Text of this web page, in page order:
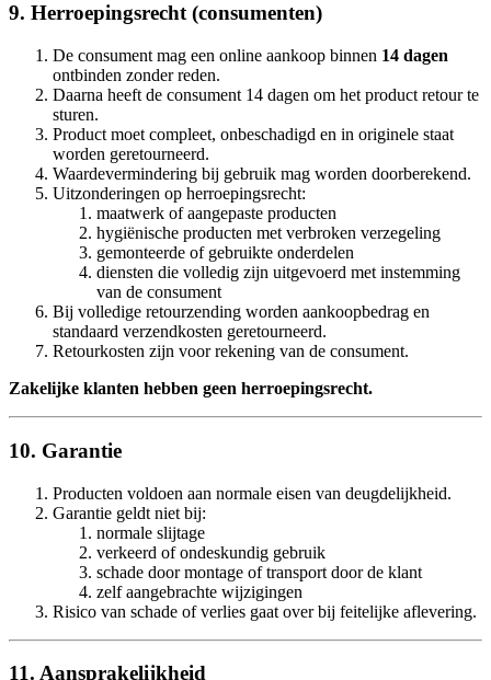
9. Herroepingsrecht (consumenten)
De consument mag een online aankoop binnen 14 dagen
ontbinden zonder reden.
Daarna heeft de consument 14 dagen om het product retour te
sturen.
Product moet compleet, onbeschadigd en in originele staat
worden geretourneerd.
Waardevermindering bij gebruik mag worden doorberekend.
Uitzonderingen op herroepingsrecht:
maatwerk of aangepaste producten
hygiënische producten met verbroken verzegeling
gemonteerde of gebruikte onderdelen
diensten die volledig zijn uitgevoerd met instemming
van de consument
Bij volledige retourzending worden aankoopbedrag en
standaard verzendkosten geretourneerd.
Retourkosten zijn voor rekening van de consument.
Zakelijke klanten hebben geen herroepingsrecht.
10. Garantie
Producten voldoen aan normale eisen van deugdelijkheid.
Garantie geldt niet bij:
normale slijtage
verkeerd of ondeskundig gebruik
schade door montage of transport door de klant
zelf aangebrachte wijzigingen
Risico van schade of verlies gaat over bij feitelijke aflevering.
11. Aansprakelijkheid